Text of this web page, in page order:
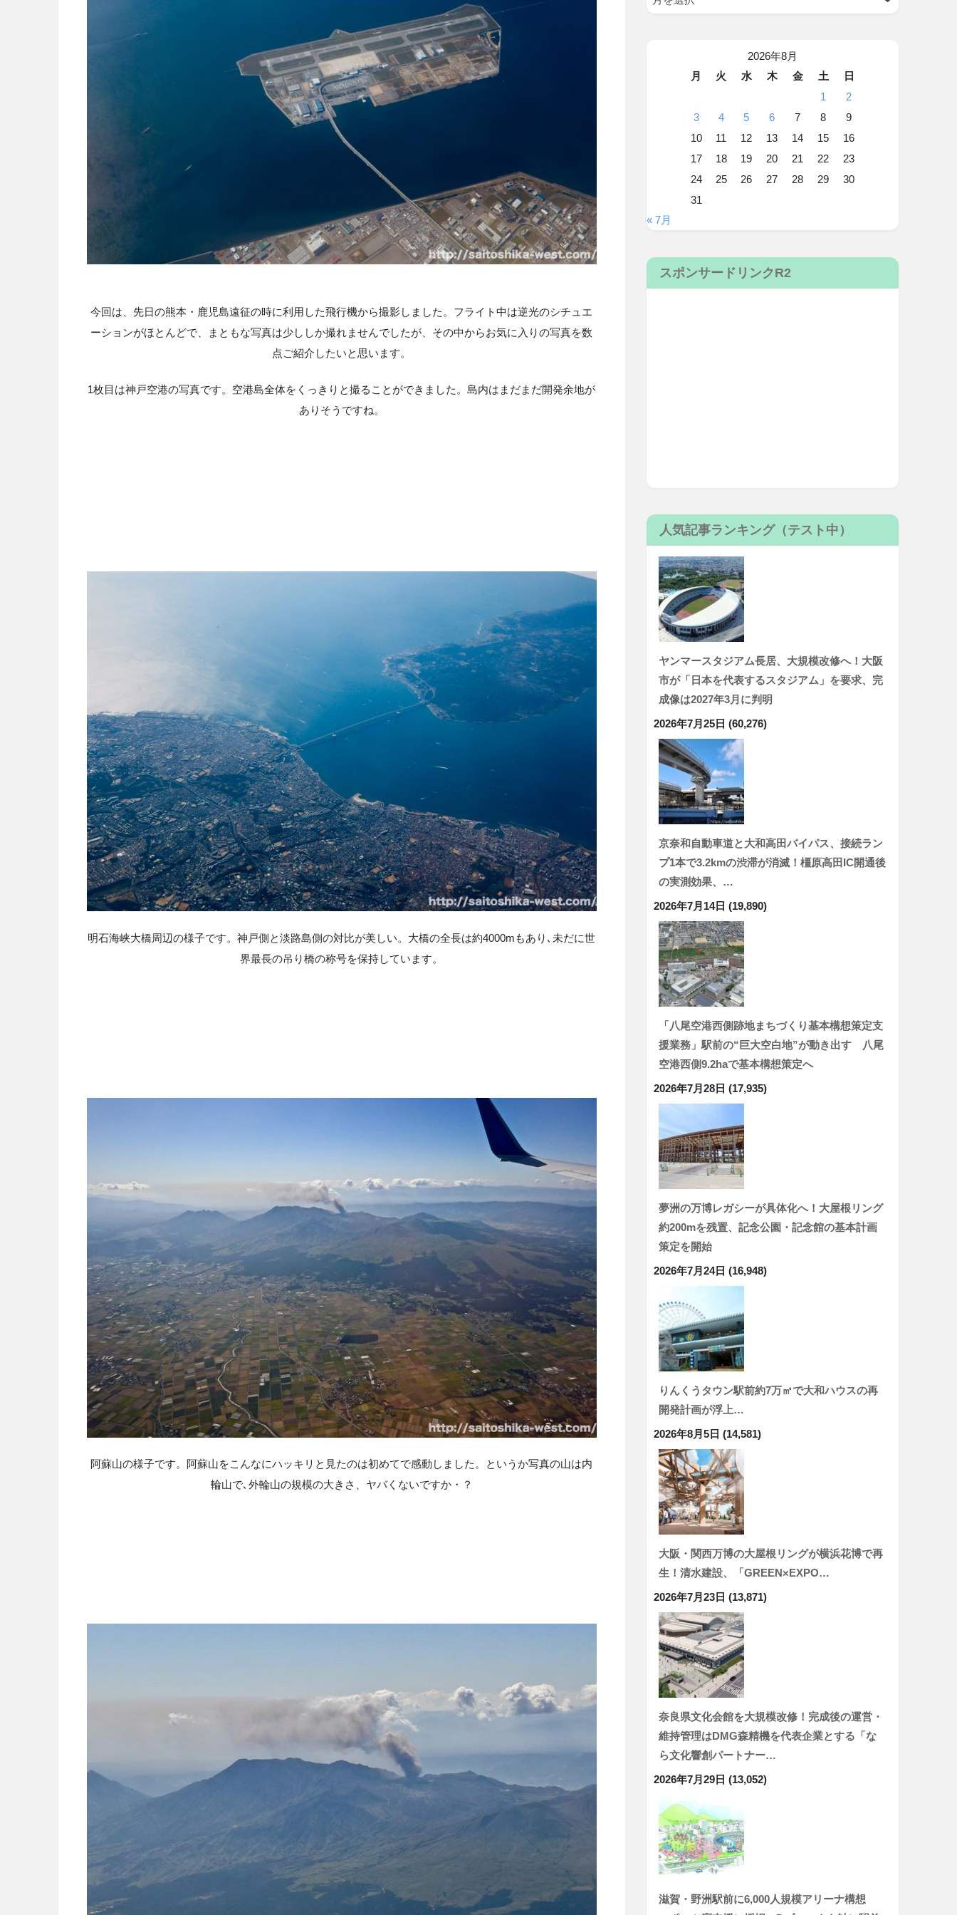
今回は、先日の熊本・鹿児島遠征の時に利用した飛行機から撮影しました。フライト中は逆光のシチュエ
ーションがほとんどで、まともな写真は少ししか撮れませんでしたが、その中からお気に入りの写真を数
点ご紹介したいと思います。
1枚目は神戸空港の写真です。空港島全体をくっきりと撮ることができました。島内はまだまだ開発余地が
ありそうですね。
明石海峡大橋周辺の様子です。神戸側と淡路島側の対比が美しい。大橋の全長は約4000mもあり､未だに世
界最長の吊り橋の称号を保持しています。
阿蘇山の様子です。阿蘇山をこんなにハッキリと見たのは初めてで感動しました。というか写真の山は内
輪山で､外輪山の規模の大きさ、ヤバくないですか・？
2026年8月
月
火 水 木 金 土
日
1
2
3
4 5 6 7 8
9
10
11 12 13 14 15
16
17
18 19 20 21 22
23
24
25 26 27 28 29
30
31
« 7月
スポンサードリンクR2
人気記事ランキング（テスト中）
ヤンマースタジアム長居、大規模改修へ！大阪
市が「日本を代表するスタジアム」を要求、完
成像は2027年3月に判明
2026年7月25日 (60,276)
京奈和自動車道と大和高田バイパス、接続ラン
プ1本で3.2kmの渋滞が消滅！橿原高田IC開通後
の実測効果、…
2026年7月14日 (19,890)
「八尾空港西側跡地まちづくり基本構想策定支
援業務」駅前の“巨大空白地”が動き出す 八尾
空港西側9.2haで基本構想策定へ
2026年7月28日 (17,935)
夢洲の万博レガシーが具体化へ！大屋根リング
約200mを残置、記念公園・記念館の基本計画
策定を開始
2026年7月24日 (16,948)
りんくうタウン駅前約7万㎡で大和ハウスの再
開発計画が浮上…
2026年8月5日 (14,581)
大阪・関西万博の大屋根リングが横浜花博で再
生！清水建設、「GREEN×EXPO…
2026年7月23日 (13,871)
奈良県文化会館を大規模改修！完成後の運営・
維持管理はDMG森精機を代表企業とする「な
ら文化響創パートナー…
2026年7月29日 (13,052)
滋賀・野洲駅前に6,000人規模アリーナ構想